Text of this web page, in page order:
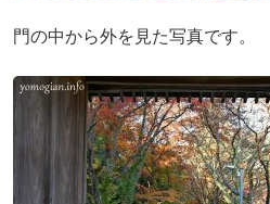
門の中から外を見た写真です。